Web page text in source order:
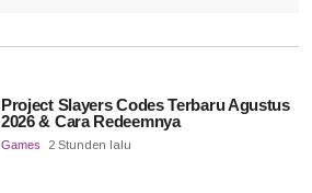
Project Slayers Codes Terbaru Agustus
2026 & Cara Redeemnya
Games 2 Stunden lalu